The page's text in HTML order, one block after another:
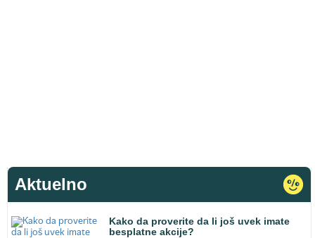
Aktuelno
Kako da proverite da li još uvek imate
besplatne akcije?